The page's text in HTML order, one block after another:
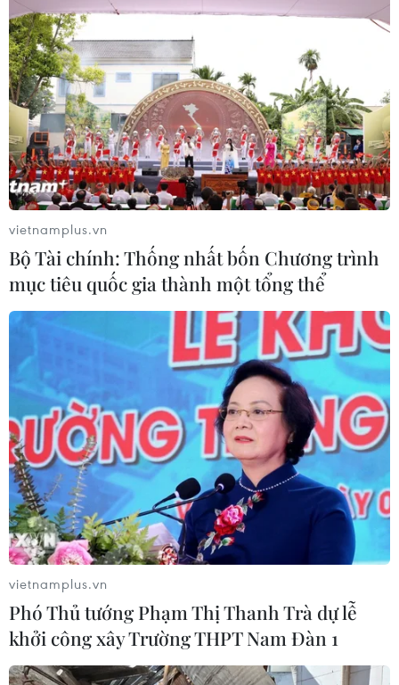
vietnamplus.vn
Bộ Tài chính: Thống nhất bốn Chương trình
mục tiêu quốc gia thành một tổng thể
vietnamplus.vn
Phó Thủ tướng Phạm Thị Thanh Trà dự lễ
khởi công xây Trường THPT Nam Đàn 1